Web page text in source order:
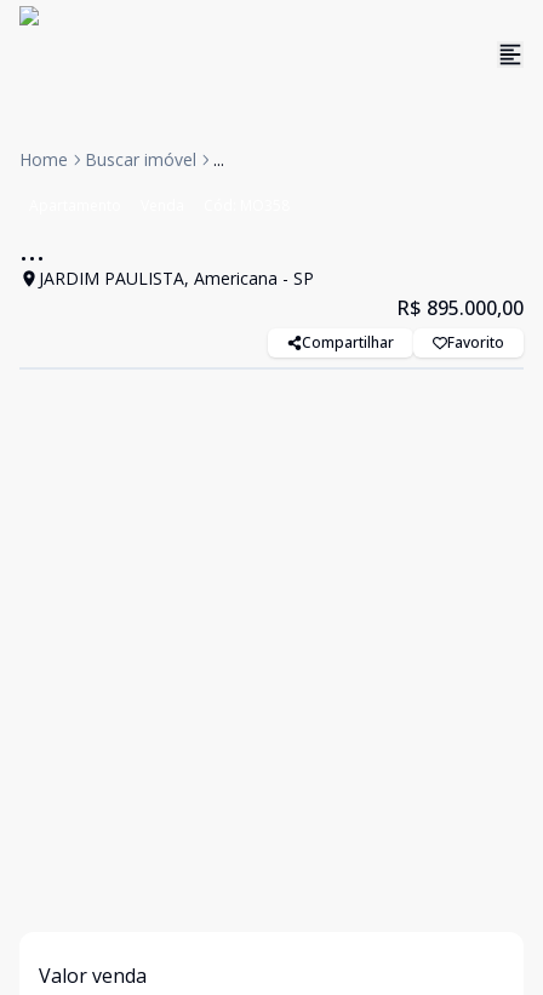
Home Buscar imóvel ...
...
JARDIM PAULISTA, Americana - SP
R$ 895.000,00
Compartilhar Favorito
Valor venda